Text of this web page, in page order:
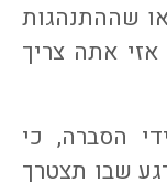
שההתנהגות
אתה צריך
הסברה, כי
שבו תצטרך